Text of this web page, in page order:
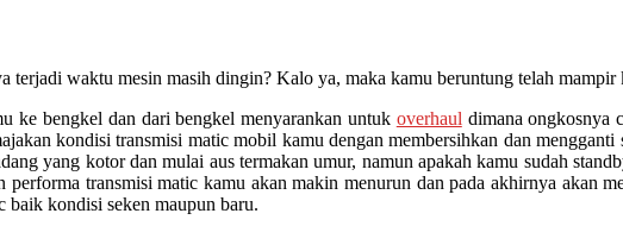
terjadi waktu mesin masih dingin? Kalo ya, maka kamu beruntung telah
ke bengkel dan dari bengkel menyarankan untuk overhaul dimana ongkosnya
kondisi transmisi matic mobil kamu dengan membersihkan dan
yang kotor dan mulai aus termakan umur, namun apakah kamu sudah
performa transmisi matic kamu akan makin menurun dan pada akhirnya akan
baik kondisi seken maupun baru.